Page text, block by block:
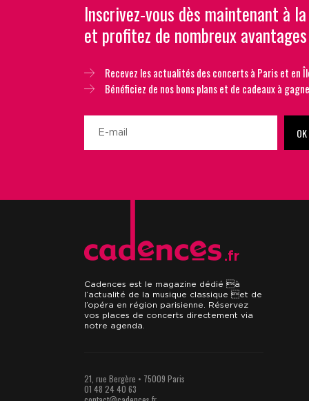
Inscrivez-vous dès maintenant à
et profitez de nombreux avantages
Recevez les actualités des concerts à Paris et en
Bénéficiez de nos bons plans et de cadeaux à
OK
.fr
Cadences est le magazine dédié à
l’actualité de la musique classique et de
l’opéra en région parisienne. Réservez
vos places de concerts directement via
notre agenda.
21, rue Bergère • 75009 Paris
01 48 24 40 63